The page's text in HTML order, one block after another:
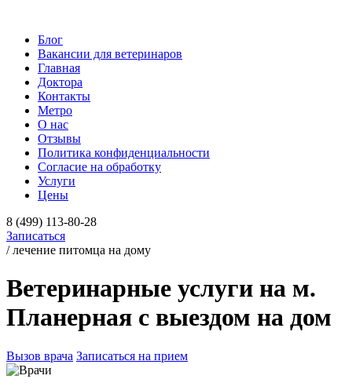
Блог
Вакансии для ветеринаров
Главная
Доктора
Контакты
Метро
О нас
Отзывы
Политика конфиденциальности
Согласие на обработку
Услуги
Цены
8 (499) 113-80-28
Записаться
/ лечение питомца на дому
Ветеринарные услуги на м.
Планерная с выездом на дом
Вызов врача Записаться на прием